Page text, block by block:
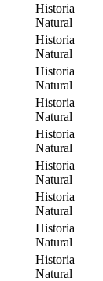
Historia
Natural
Historia
Natural
Historia
Natural
Historia
Natural
Historia
Natural
Historia
Natural
Historia
Natural
Historia
Natural
Historia
Natural